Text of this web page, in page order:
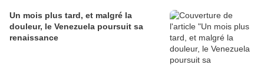
Un mois plus tard, et malgré la
douleur, le Venezuela poursuit sa
renaissance